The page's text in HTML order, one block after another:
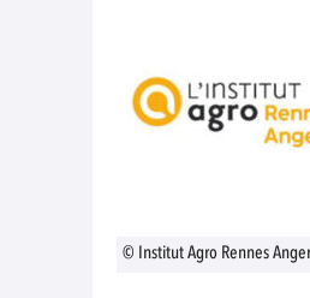
© Institut Agro Rennes